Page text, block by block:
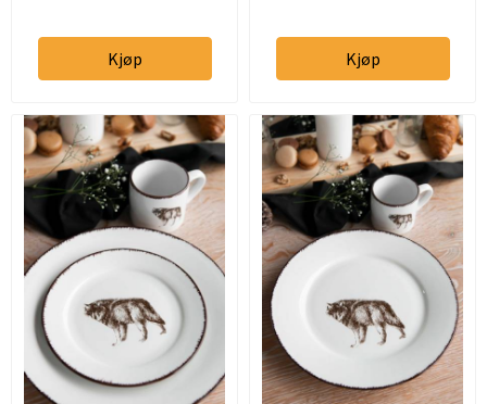
Kjøp Kjøp